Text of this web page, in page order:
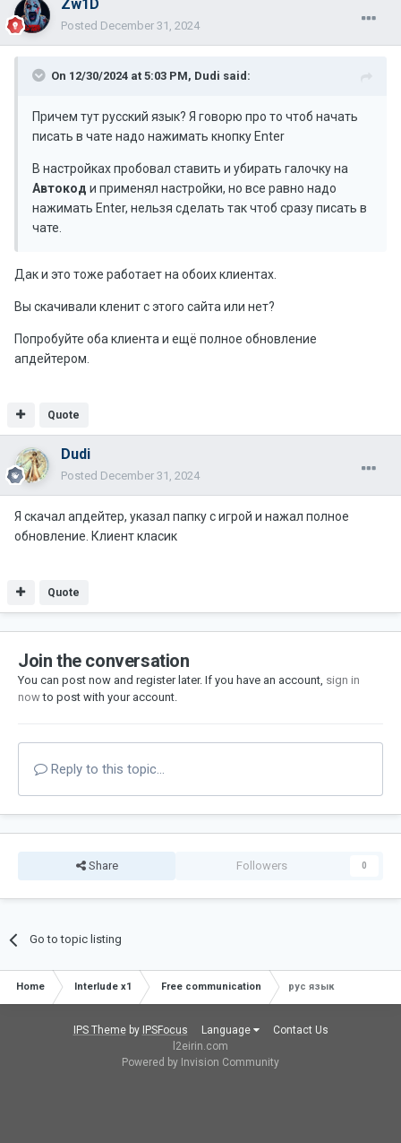
Zw1D
Posted December 31, 2024
On 12/30/2024 at 5:03 PM, Dudi said:
Причем тут русский язык? Я говорю про то чтоб начать
писать в чате надо нажимать кнопку Enter
В настройках пробовал ставить и убирать галочку на
Автокод и применял настройки, но все равно надо
нажимать Enter, нельзя сделать так чтоб сразу писать в
чате.
Дак и это тоже работает на обоих клиентах.
Вы скачивали кленит с этого сайта или нет?
Попробуйте оба клиента и ещё полное обновление
апдейтером.
Quote
Dudi
Posted December 31, 2024
Я скачал апдейтер, указал папку с игрой и нажал полное
обновление. Клиент класик
Quote
Join the conversation
You can post now and register later. If you have an account, sign in
nowto post with your account.
Reply to this topic...
Share Followers 0
Go to topic listing
Home Interlude x1 Free communication рус язык
IPS Themeby IPSFocus Language
Contact Us
l2eirin.com
Powered by Invision Community